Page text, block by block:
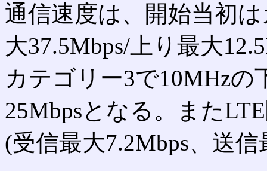
通信速度は、開始当初
大37.5Mbps/上り最大
カテゴリー3で10MHzの
25Mbpsとなる。また
(受信最大7.2Mbps、送